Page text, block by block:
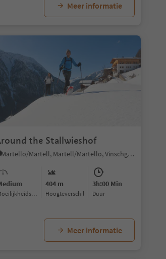
Meer informatie
the Stallwieshof
Martello/Martell, Martell/Martello, Vinschgau/Val Venosta
Moeilijkheidsgraad
404 m
Hoogteverschil
3h:00 Min
Duur
Meer informatie